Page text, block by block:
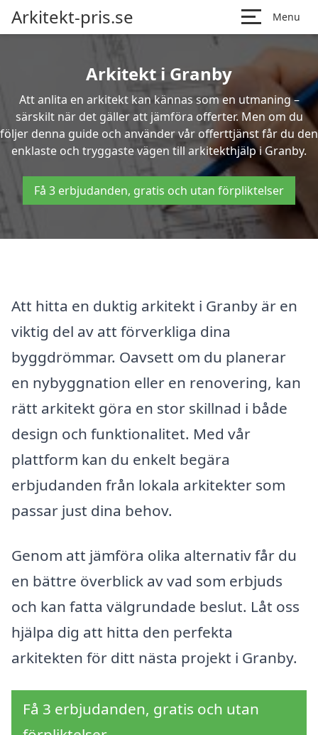
Arkitekt-pris.se Menu
Arkitekt i Granby
Att anlita en arkitekt kan kännas som en utmaning –
särskilt när det gäller att jämföra offerter. Men om du
följer denna guide och använder vår offerttjänst får du den
enklaste och tryggaste vägen till arkitekthjälp i Granby.
Få 3 erbjudanden, gratis och utan förpliktelser
Att hitta en duktig arkitekt i Granby är en
viktig del av att förverkliga dina
byggdrömmar. Oavsett om du planerar
en nybyggnation eller en renovering, kan
rätt arkitekt göra en stor skillnad i både
design och funktionalitet. Med vår
plattform kan du enkelt begära
erbjudanden från lokala arkitekter som
passar just dina behov.
Genom att jämföra olika alternativ får du
en bättre överblick av vad som erbjuds
och kan fatta välgrundade beslut. Låt oss
hjälpa dig att hitta den perfekta
arkitekten för ditt nästa projekt i Granby.
Få 3 erbjudanden, gratis och utan